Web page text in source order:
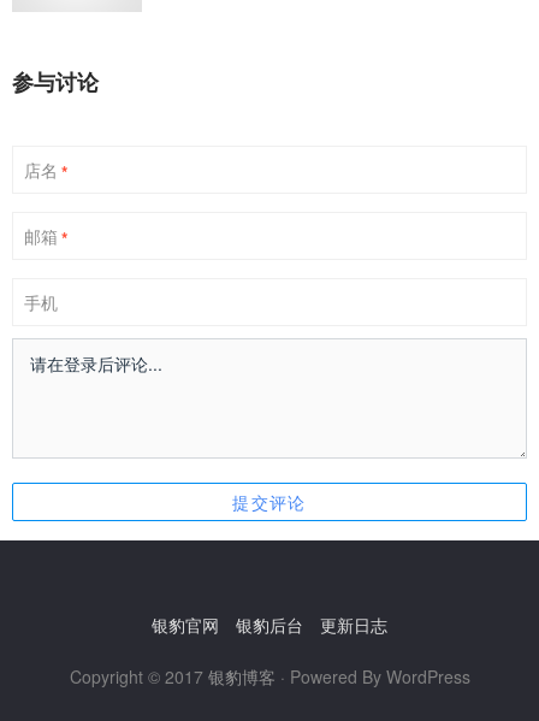
参与讨论
店名 *
邮箱 *
手机
银豹官网 银豹后台 更新日志
Copyright © 2017 银豹博客 · Powered By WordPress